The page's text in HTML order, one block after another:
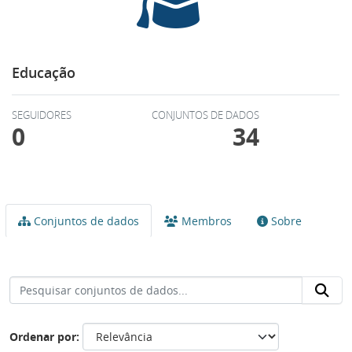
Educação
SEGUIDORES
0
CONJUNTOS DE DADOS
34
Conjuntos de dados Membros Sobre
Ordenar por